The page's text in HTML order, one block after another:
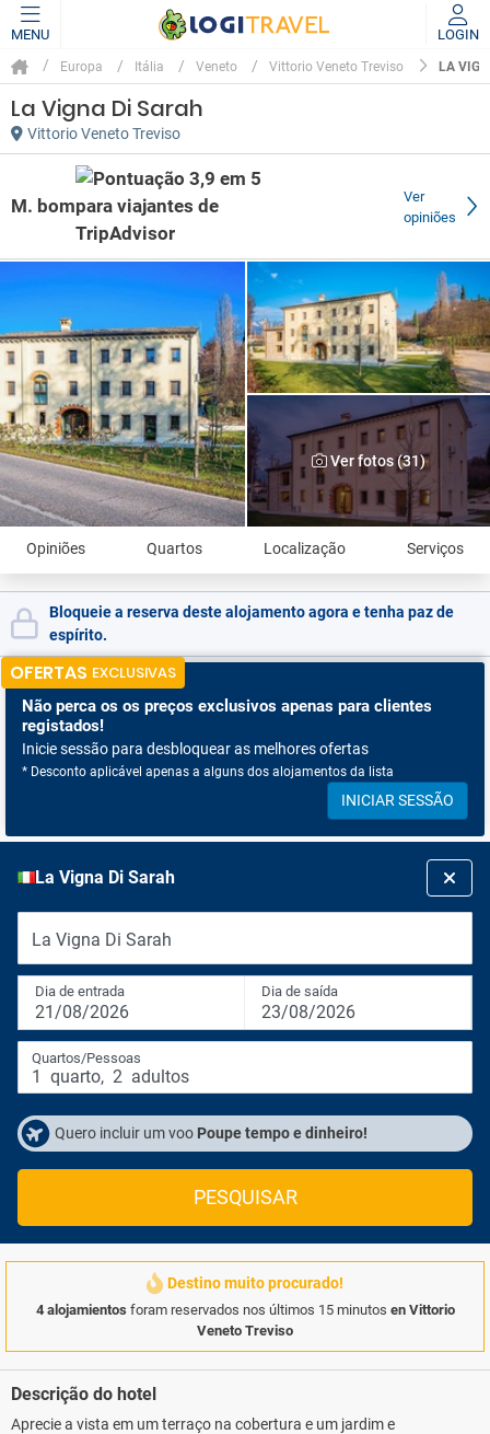
MENU LOGIN
Europa Itália Veneto Vittorio Veneto Treviso LA
La Vigna Di Sarah
Vittorio Veneto Treviso
M. bom
Ver
opiniões
Ver fotos (31)
Opiniões Quartos Localização Serviços
Bloqueie a reserva deste alojamento agora e tenha paz de
espírito.
OFERTAS EXCLUSIVAS
Não perca os os preços exclusivos apenas para clientes
registados!
Inicie sessão para desbloquear as melhores ofertas
* Desconto aplicável apenas a alguns dos alojamentos da lista
INICIAR SESSÃO
La Vigna Di Sarah
La Vigna Di Sarah
Dia de entrada
21/08/2026
Dia de saída
23/08/2026
Quartos/Pessoas
1 quarto, 2 adultos
Quero incluir um voo Poupe tempo e dinheiro!
PESQUISAR
Destino muito procurado!
4 alojamientos foram reservados nos últimos 15 minutos en Vittorio
Veneto Treviso
Descrição do hotel
Aprecie a vista em um terraço na cobertura e um jardim e